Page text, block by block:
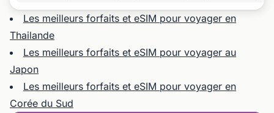
Les meilleurs forfaits et eSIM pour voyager en
Thailande
Les meilleurs forfaits et eSIM pour voyager au
Japon
Les meilleurs forfaits et eSIM pour voyager en
Corée du Sud